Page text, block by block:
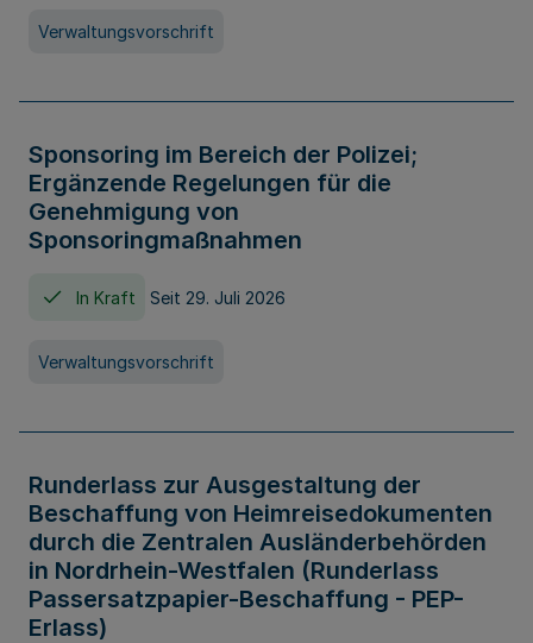
Verwaltungsvorschrift
Sponsoring im Bereich der Polizei;
Ergänzende Regelungen für die
Genehmigung von
Sponsoringmaßnahmen
In Kraft Seit 29. Juli 2026
Verwaltungsvorschrift
Runderlass zur Ausgestaltung der
Beschaffung von Heimreisedokumenten
durch die Zentralen Ausländerbehörden
in Nordrhein-Westfalen (Runderlass
Passersatzpapier-Beschaffung - PEP-
Erlass)